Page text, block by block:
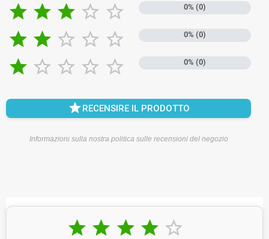
     0% (0)
     0% (0)
     0% (0)
RECENSIRE IL PRODOTTO
Informazioni sulla nostra politica sulle recensioni del negozio
    